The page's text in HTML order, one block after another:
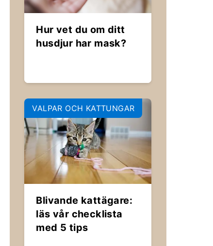
Hur vet du om ditt
husdjur har mask?
VALPAR OCH KATTUNGAR
Blivande kattägare:
läs vår checklista
med 5 tips